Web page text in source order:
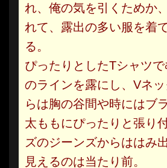
れ、俺の気を引くためか
れて、露出の多い服を着
る。
ぴったりとしたTシャツ
のラインを露にし、Vネ
らは胸の谷間や時にはブ
太ももにぴったりと張り
ズのジーンズからははみ
見えるのは当たり前。